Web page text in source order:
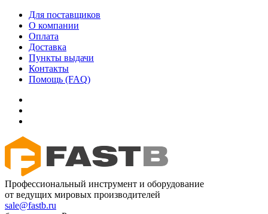
Для поставщиков
О компании
Оплата
Доставка
Пункты выдачи
Контакты
Помощь (FAQ)
Профессиональный инструмент и оборудование
от ведущих мировых производителей
sale@fastb.ru